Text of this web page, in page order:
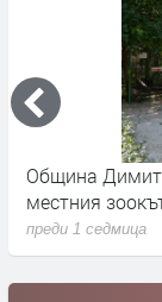
Община
местния
преди 1 седмица